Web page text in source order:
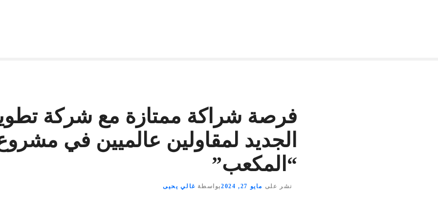
فرصة شراكة ممتازة مع شركة
الجديد لمقاولين عالميين في
“المكعب”
نشر على مايو 27, 2024 بواسطة غالي يحيى